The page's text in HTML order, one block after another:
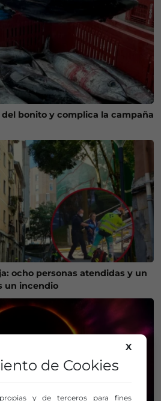
bonito y complica la campaña
ocho personas atendidas y un
un incendio
X
de Cookies
y de terceros para fines